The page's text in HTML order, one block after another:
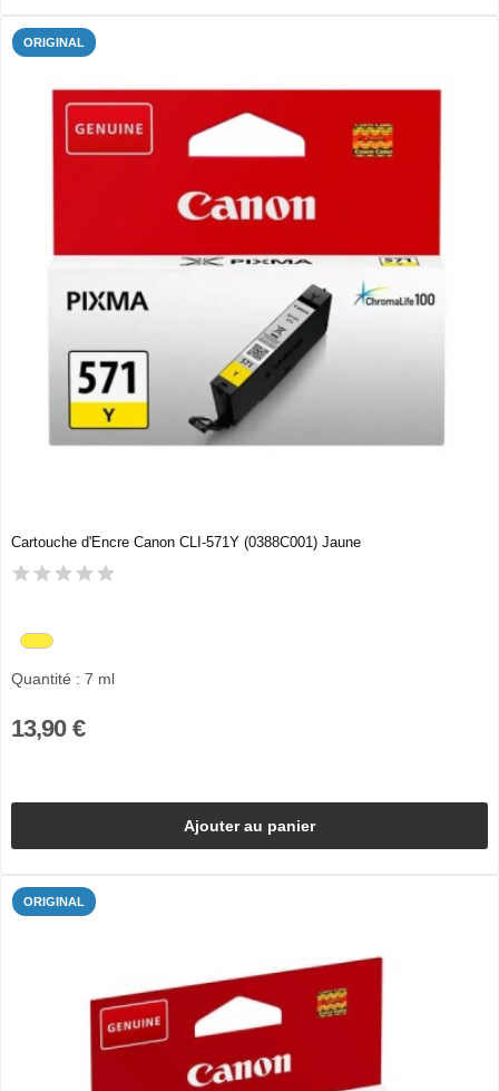
ORIGINAL
Cartouche d'Encre Canon CLI-571Y (0388C001) Jaune
Quantité : 7 ml
13,90 €
Ajouter au panier
ORIGINAL